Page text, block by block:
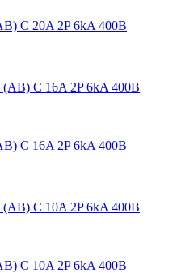
C 20A 2P 6kA 400В
C 16A 2P 6kA 400В
C 10A 2P 6kA 400В